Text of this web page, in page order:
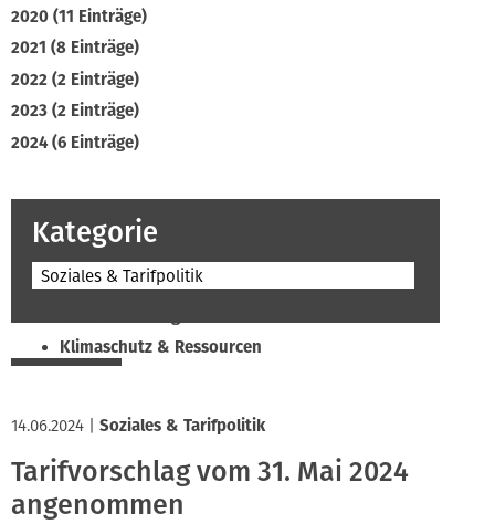
2020 (11 Einträge)
2021 (8 Einträge)
2022 (2 Einträge)
2023 (2 Einträge)
2024 (6 Einträge)
Kategorie
Soziales & Tarifpolitik
Klimaschutz & Ressourcen
Soziales & Tarifpolitik
Verband & Innungen
14.06.2024 Soziales & Tarifpolitik
Tarifvorschlag vom 31. Mai 2024
angenommen